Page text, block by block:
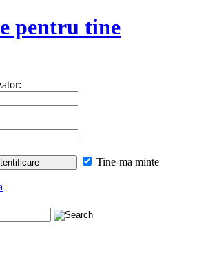
pentru tine
Tine-ma minte